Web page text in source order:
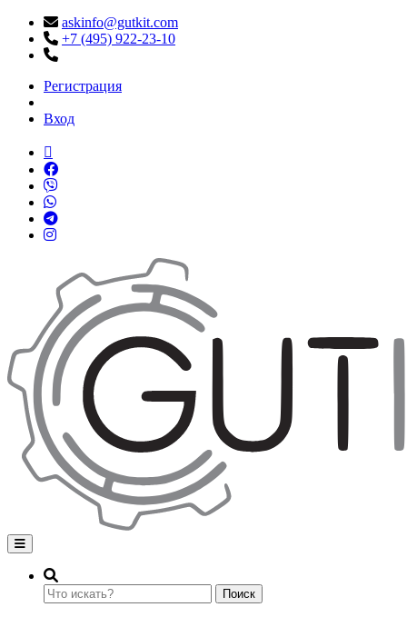
askinfo@gutkit.com
+7 (495) 922-23-10
Регистрация
Вход
Переключение навигации
Поиск